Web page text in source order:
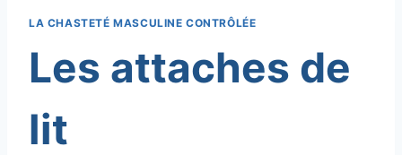
LA CHASTETÉ MASCULINE CONTRÔLÉE
Les attaches de
lit